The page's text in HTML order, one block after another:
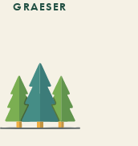
GRAESER